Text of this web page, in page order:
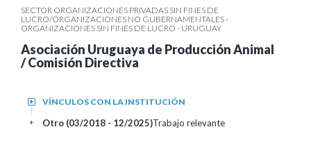
SECTOR ORGANIZACIONES PRIVADAS SIN FINES DE
LUCRO/ORGANIZACIONES NO GUBERNAMENTALES -
ORGANIZACIONES SIN FINES DE LUCRO - URUGUAY
Asociación Uruguaya de Producción Animal
/ Comisión Directiva
VÍNCULOS CON LA INSTITUCIÓN
+
Otro (03/2018 - 12/2025)Trabajo relevante
+